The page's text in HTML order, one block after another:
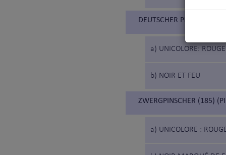
DEUTSCHER PINSCHER
a) UNICOLORE:
b) NOIR ET FEU
ZWERGPINSCHER (185)
a) UNICOLORE :